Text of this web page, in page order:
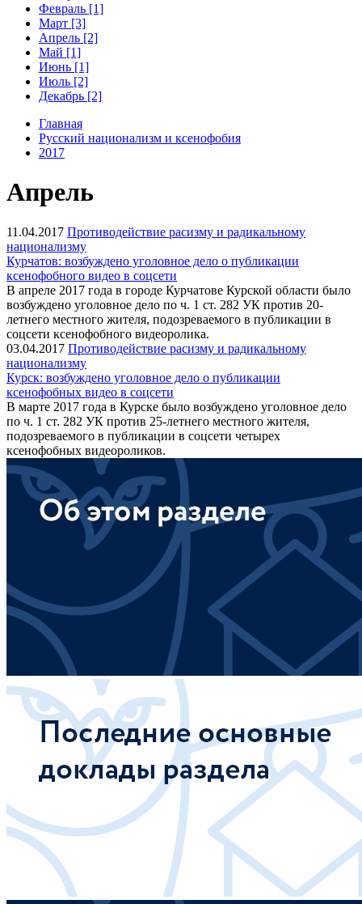
Февраль [1]
Март [3]
Апрель [2]
Май [1]
Июнь [1]
Июль [2]
Декабрь [2]
Главная
Русский национализм и ксенофобия
2017
Апрель
11.04.2017 Противодействие расизму и радикальному
национализму
Курчатов: возбуждено уголовное дело о публикации
ксенофобного видео в соцсети
В апреле 2017 года в городе Курчатове Курской области было
возбуждено уголовное дело по ч. 1 ст. 282 УК против 20-
летнего местного жителя, подозреваемого в публикации в
соцсети ксенофобного видеоролика.
03.04.2017 Противодействие расизму и радикальному
национализму
Курск: возбуждено уголовное дело о публикации
ксенофобных видео в соцсети
В марте 2017 года в Курске было возбуждено уголовное дело
по ч. 1 ст. 282 УК против 25-летнего местного жителя,
подозреваемого в публикации в соцсети четырех
ксенофобных видеороликов.